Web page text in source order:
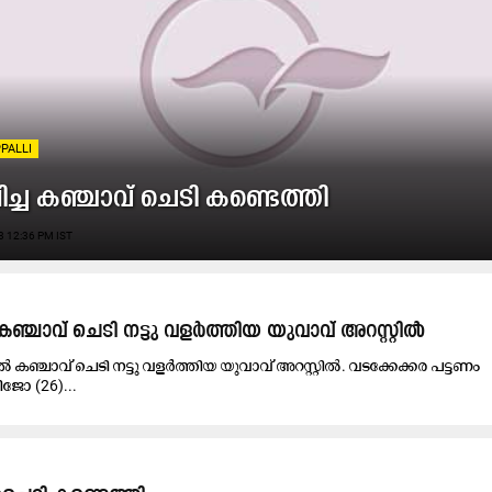
കഞ്ചാവ് ചെടി കണ്ടെത്തി
12:36 PM IST
കഞ്ചാവ് ചെടി നട്ടു വളർത്തിയ യുവാവ് അറസ്റ്റിൽ
കഞ്ചാവ് ചെടി നട്ടു വളർത്തിയ യുവാവ് അറസ്റ്റിൽ. വടക്കേക്കര പട്ടണം
(26)...